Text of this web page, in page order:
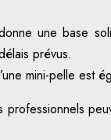
une base
prévus.
mini-pelle est
professionnels